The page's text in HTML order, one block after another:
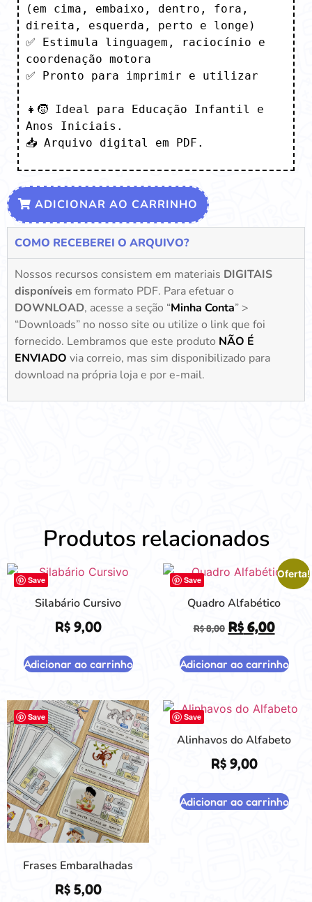
(em cima, embaixo, dentro, fora,
direita, esquerda, perto e longe)
✅ Estimula linguagem, raciocínio e
coordenação motora
✅ Pronto para imprimir e utilizar
👧🧒 Ideal para Educação Infantil e
Anos Iniciais.
📥 Arquivo digital em PDF.
ADICIONAR AO CARRINHO
COMO RECEBEREI O ARQUIVO?
Nossos recursos consistem em materiais DIGITAIS
disponíveisem formato PDF. Para efetuar o
DOWNLOAD, acesse a seção “Minha Conta” >
“Downloads” no nosso site ou utilize o link que foi
fornecido. Lembramos que este produto NÃO É
ENVIADO via correio, mas sim disponibilizado para
download na própria loja e por e-mail.
Produtos relacionados
Save
Silabário Cursivo
R$9,00
Adicionar ao carrinho
Save
Oferta!
Quadro Alfabético
R$8,00 R$6,00
Adicionar ao carrinho
Save
Frases Embaralhadas
R$5,00
Save
Alinhavos do Alfabeto
R$9,00
Adicionar ao carrinho